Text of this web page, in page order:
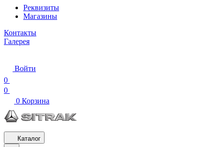
Реквизиты
Магазины
Контакты
Галерея
Войти
0
0
0 Корзина
Каталог